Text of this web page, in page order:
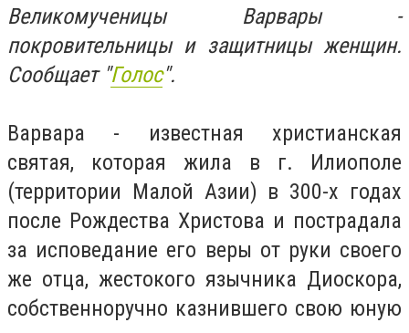
Великомученицы Варвары -
покровительницы и защитницы женщин.
Сообщает "Голос".
Варвара - известная христианская
святая, которая жила в г. Илиополе
(территории Малой Азии) в 300-х годах
после Рождества Христова и пострадала
за исповедание его веры от руки своего
же отца, жестокого язычника Диоскора,
собственноручно казнившего свою юную